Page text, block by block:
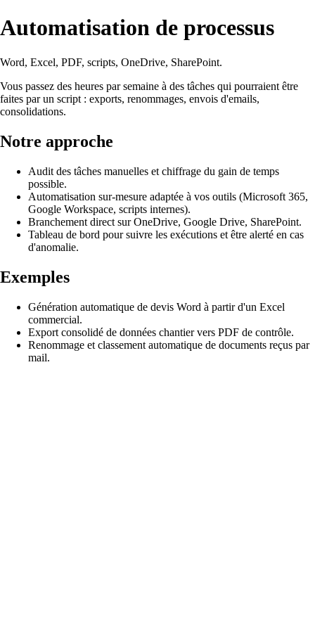
Automatisation de processus
Word, Excel, PDF, scripts, OneDrive, SharePoint.
Vous passez des heures par semaine à des tâches qui pourraient être
faites par un script : exports, renommages, envois d'emails,
consolidations.
Notre approche
Audit des tâches manuelles et chiffrage du gain de temps
possible.
Automatisation sur-mesure adaptée à vos outils (Microsoft 365,
Google Workspace, scripts internes).
Branchement direct sur OneDrive, Google Drive, SharePoint.
Tableau de bord pour suivre les exécutions et être alerté en cas
d'anomalie.
Exemples
Génération automatique de devis Word à partir d'un Excel
commercial.
Export consolidé de données chantier vers PDF de contrôle.
Renommage et classement automatique de documents reçus par
mail.